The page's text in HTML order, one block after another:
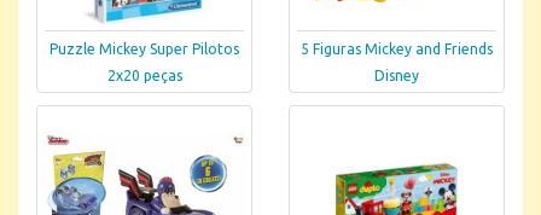
Puzzle Mickey Super Pilotos
2x20 peças
5 Figuras Mickey and Friends
Disney